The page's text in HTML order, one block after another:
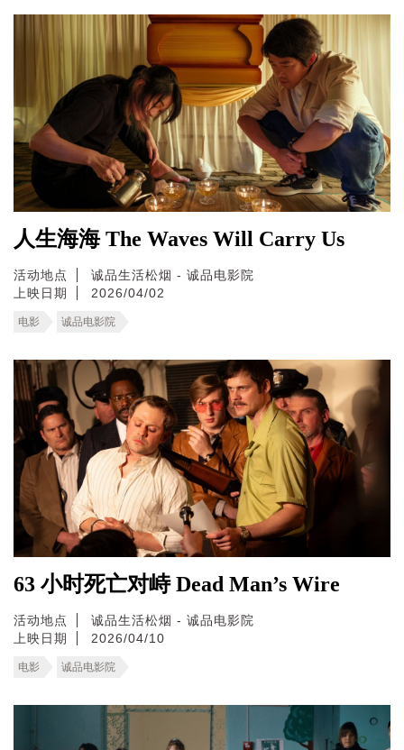
人生海海 The Waves Will Carry Us
活动地点
诚品生活松烟 - 诚品电影院
上映日期
2026/04/02
电影 诚品电影院
63 小时死亡对峙 Dead Man’s Wire
活动地点
诚品生活松烟 - 诚品电影院
上映日期
2026/04/10
电影 诚品电影院